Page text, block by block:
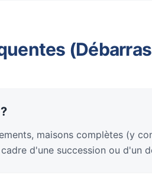
maisons complètes (y
d'une succession ou d'un